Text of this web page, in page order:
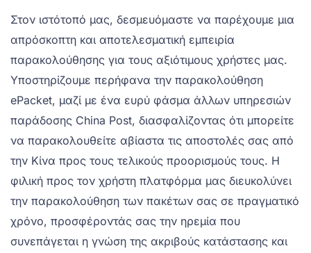
Στον ιστότοπό μας, δεσμευόμαστε να παρέχουμε μια
απρόσκοπτη και αποτελεσματική εμπειρία
παρακολούθησης για τους αξιότιμους χρήστες μας.
Υποστηρίζουμε περήφανα την παρακολούθηση
ePacket, μαζί με ένα ευρύ φάσμα άλλων υπηρεσιών
παράδοσης China Post, διασφαλίζοντας ότι μπορείτε
να παρακολουθείτε αβίαστα τις αποστολές σας από
την Κίνα προς τους τελικούς προορισμούς τους. Η
φιλική προς τον χρήστη πλατφόρμα μας διευκολύνει
την παρακολούθηση των πακέτων σας σε πραγματικό
χρόνο, προσφέροντάς σας την ηρεμία που
συνεπάγεται η γνώση της ακριβούς κατάστασης και